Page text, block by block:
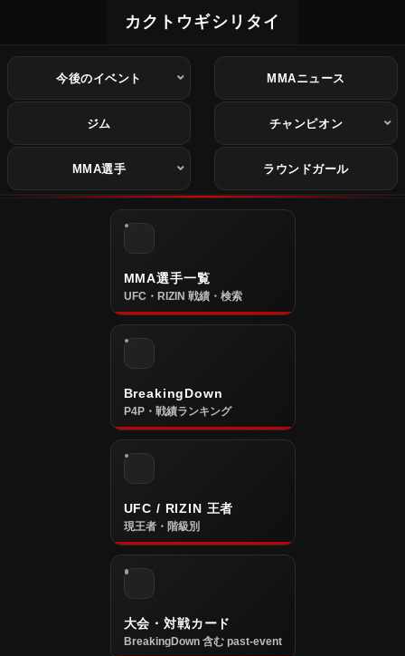
カクトウギシリタイ
今後のイベント MMAニュース
ジム チャンピオン
MMA選手 ラウンドガール
MMA選手一覧
UFC・RIZIN 戦績・検索
BreakingDown
P4P・戦績ランキング
UFC / RIZIN 王者
現王者・階級別
大会・対戦カード
BreakingDown 含む past-event